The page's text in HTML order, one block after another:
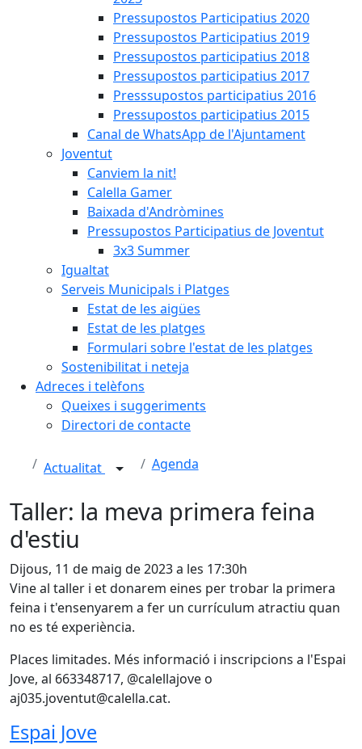
Pressupostos Participatius 2020
Pressupostos Participatius 2019
Pressupostos participatius 2018
Pressupostos participatius 2017
Presssupostos participatius 2016
Pressupostos participatius 2015
Canal de WhatsApp de l'Ajuntament
Joventut
Canviem la nit!
Calella Gamer
Baixada d'Andròmines
Pressupostos Participatius de Joventut
3x3 Summer
Igualtat
Serveis Municipals i Platges
Estat de les aigües
Estat de les platges
Formulari sobre l'estat de les platges
Sostenibilitat i neteja
Adreces i telèfons
Queixes i suggeriments
Directori de contacte
Actualitat Agenda
Taller: la meva primera feina
d'estiu
Dijous, 11 de maig de 2023 a les 17:30h
Vine al taller i et donarem eines per trobar la primera
feina i t'ensenyarem a fer un currículum atractiu quan
no es té experiència.
Places limitades. Més informació i inscripcions a l'Espai
Jove, al 663348717, @calellajove o
aj035.joventut@calella.cat.
Espai Jove